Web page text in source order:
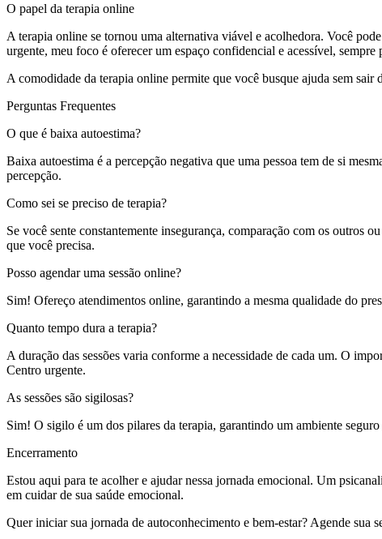
O papel da terapia online
A terapia online se tornou uma alternativa viável e acolhedora. Você
urgente, meu foco é oferecer um espaço confidencial e acessível,
A comodidade da terapia online permite que você busque ajuda sem sair
Perguntas Frequentes
O que é baixa autoestima?
Baixa autoestima é a percepção negativa que uma pessoa tem de si
percepção.
Como sei se preciso de terapia?
Se você sente constantemente insegurança, comparação com os outros
que você precisa.
Posso agendar uma sessão online?
Sim! Ofereço atendimentos online, garantindo a mesma qualidade do
Quanto tempo dura a terapia?
A duração das sessões varia conforme a necessidade de cada um. O
Centro urgente.
As sessões são sigilosas?
Sim! O sigilo é um dos pilares da terapia, garantindo um ambiente
Encerramento
Estou aqui para te acolher e ajudar nessa jornada emocional. Um
em cuidar de sua saúde emocional.
Quer iniciar sua jornada de autoconhecimento e bem-estar? Agende